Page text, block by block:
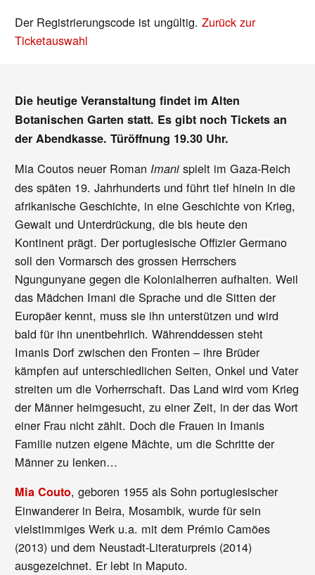
Der Registrierungscode ist ungültig.Zurück zur
Ticketauswahl
Die heutige Veranstaltung findet im Alten
Botanischen Garten statt. Es gibt noch Tickets an
der Abendkasse. Türöffnung 19.30 Uhr.
Mia Coutos neuer Roman Imanispielt im Gaza-Reich
des späten 19. Jahrhunderts und führt tief hinein in die
afrikanische Geschichte, in eine Geschichte von Krieg,
Gewalt und Unterdrückung, die bis heute den
Kontinent prägt. Der portugiesische Offizier Germano
soll den Vormarsch des grossen Herrschers
Ngungunyane gegen die Kolonialherren aufhalten. Weil
das Mädchen Imani die Sprache und die Sitten der
Europäer kennt, muss sie ihn unterstützen und wird
bald für ihn unentbehrlich. Währenddessen steht
Imanis Dorf zwischen den Fronten – ihre Brüder
kämpfen auf unterschiedlichen Seiten, Onkel und Vater
streiten um die Vorherrschaft. Das Land wird vom Krieg
der Männer heimgesucht, zu einer Zeit, in der das Wort
einer Frau nicht zählt. Doch die Frauen in Imanis
Familie nutzen eigene Mächte, um die Schritte der
Männer zu lenken…
Mia Couto, geboren 1955 als Sohn portugiesischer
Einwanderer in Beira, Mosambik, wurde für sein
vielstimmiges Werk u.a. mit dem Prémio Camões
(2013) und dem Neustadt-Literaturpreis (2014)
ausgezeichnet. Er lebt in Maputo.